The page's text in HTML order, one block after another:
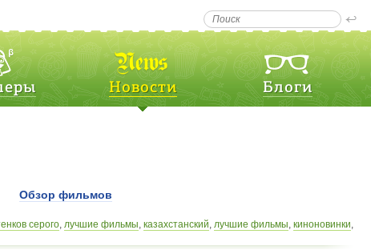
Новости Блоги
Обзор фильмов
серого, лучшие фильмы, казахстанский, лучшие фильмы, киноновинки,
,мультипликационный,Восход Юпитера,Марк Уолтерс,